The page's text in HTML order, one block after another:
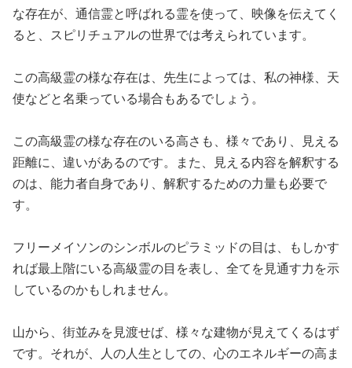
な存在が、通信霊と呼ばれる霊を使って、映像を伝えてく
ると、スピリチュアルの世界では考えられています。
この高級霊の様な存在は、先生によっては、私の神様、天
使などと名乗っている場合もあるでしょう。
この高級霊の様な存在のいる高さも、様々であり、見える
距離に、違いがあるのです。また、見える内容を解釈する
のは、能力者自身であり、解釈するための力量も必要で
す。
フリーメイソンのシンボルのピラミッドの目は、もしかす
れば最上階にいる高級霊の目を表し、全てを見通す力を示
しているのかもしれません。
山から、街並みを見渡せば、様々な建物が見えてくるはず
です。それが、人の人生としての、心のエネルギーの高ま